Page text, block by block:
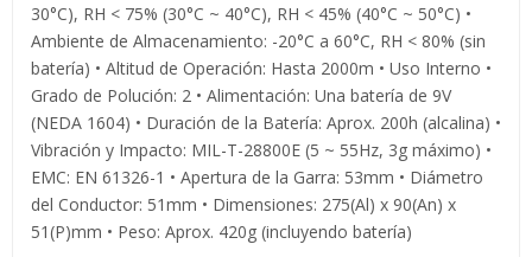
30°C), RH < 75% (30°C ~ 40°C), RH < 45% (40°C ~ 50°C) •
Ambiente de Almacenamiento: -20°C a 60°C, RH < 80% (sin
batería) • Altitud de Operación: Hasta 2000m • Uso Interno •
Grado de Polución: 2 • Alimentación: Una batería de 9V
(NEDA 1604) • Duración de la Batería: Aprox. 200h (alcalina) •
Vibración y Impacto: MIL-T-28800E (5 ~ 55Hz, 3g máximo) •
EMC: EN 61326-1 • Apertura de la Garra: 53mm • Diámetro
del Conductor: 51mm • Dimensiones: 275(Al) x 90(An) x
51(P)mm • Peso: Aprox. 420g (incluyendo batería)